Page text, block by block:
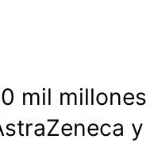
mil millones
y